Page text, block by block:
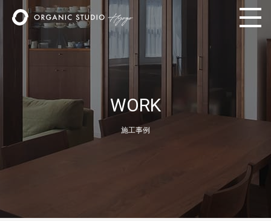
WORK
施工事例